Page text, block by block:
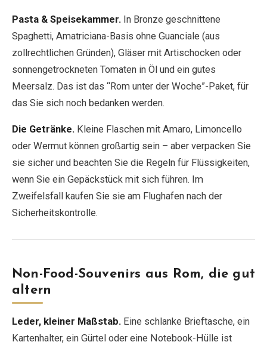
Pasta & Speisekammer. In Bronze geschnittene
Spaghetti, Amatriciana-Basis ohne Guanciale (aus
zollrechtlichen Gründen), Gläser mit Artischocken oder
sonnengetrockneten Tomaten in Öl und ein gutes
Meersalz. Das ist das “Rom unter der Woche”-Paket, für
das Sie sich noch bedanken werden.
Die Getränke. Kleine Flaschen mit Amaro, Limoncello
oder Wermut können großartig sein – aber verpacken Sie
sie sicher und beachten Sie die Regeln für Flüssigkeiten,
wenn Sie ein Gepäckstück mit sich führen. Im
Zweifelsfall kaufen Sie sie am Flughafen nach der
Sicherheitskontrolle.
Non-Food-Souvenirs aus Rom, die gut
altern
Leder, kleiner Maßstab. Eine schlanke Brieftasche, ein
Kartenhalter, ein Gürtel oder eine Notebook-Hülle ist